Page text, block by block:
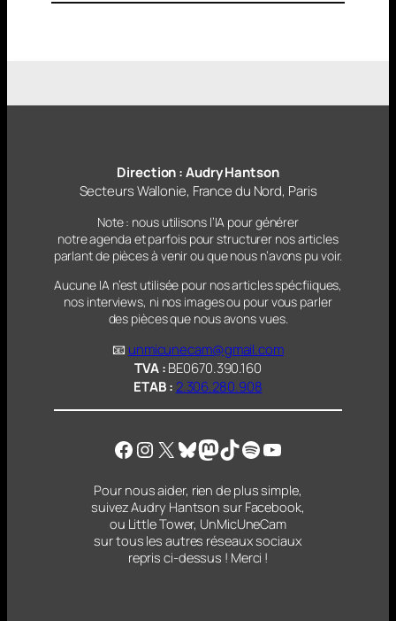
Direction : Audry Hantson
Secteurs Wallonie, France du Nord, Paris
Note : nous utilisons l’IA pour générer
notre agenda et parfois pour structurer nos articles
parlantde pièces à venir ou que nous n’avons pu voir.
Aucune IA n’est utilisée pour nos articles spécfiiques,
nos interviews, ni nos images ou pour vous parler
des pièces que nous avons vues.
📧 unmicunecam@gmail.com
TVA :BE0670.390.160
ETAB :2.306.280.908
Facebook
Instagram
X Bluesky
Mastodon
TikTok
Spotify
YouTube
Pour nous aider, rien de plus simple,
suivez Audry Hantson sur Facebook,
ou Little Tower, UnMicUneCam
sur tous les autres réseaux sociaux
repris ci-dessus ! Merci !